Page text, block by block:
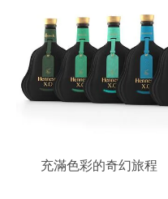
充滿色彩的奇幻旅程